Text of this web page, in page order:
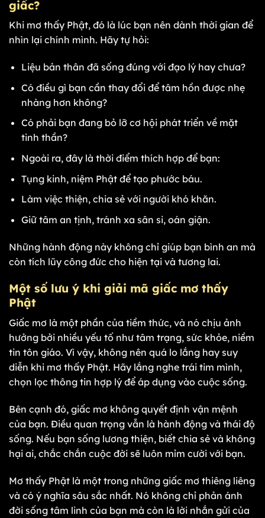
giấc?
Khi mơ thấy Phật, đó là lúc bạn nên dành thời gian để
nhìn lại chính mình. Hãy tự hỏi:
Liệu bản thân đã sống đúng với đạo lý hay chưa?
Có điều gì bạn cần thay đổi để tâm hồn được nhẹ
nhàng hơn không?
Có phải bạn đang bỏ lỡ cơ hội phát triển về mặt
tinh thần?
Ngoài ra, đây là thời điểm thích hợp để bạn:
Tụng kinh, niệm Phật để tạo phước báu.
Làm việc thiện, chia sẻ với người khó khăn.
Giữ tâm an tịnh, tránh xa sân si, oán giận.
Những hành động này không chỉ giúp bạn bình an mà
còn tích lũy công đức cho hiện tại và tương lai.
Một số lưu ý khi giải mã giấc mơ thấy
Phật
Giấc mơ là một phần của tiềm thức, và nó chịu ảnh
hưởng bởi nhiều yếu tố như tâm trạng, sức khỏe, niềm
tin tôn giáo. Vì vậy, không nên quá lo lắng hay suy
diễn khi mơ thấy Phật. Hãy lắng nghe trái tim mình,
chọn lọc thông tin hợp lý để áp dụng vào cuộc sống.
Bên cạnh đó, giấc mơ không quyết định vận mệnh
của bạn. Điều quan trọng vẫn là hành động và thái độ
sống. Nếu bạn sống lương thiện, biết chia sẻ và không
hại ai, chắc chắn cuộc đời sẽ luôn mỉm cười với bạn.
Mơ thấy Phật là một trong những giấc mơ thiêng liêng
và có ý nghĩa sâu sắc nhất. Nó không chỉ phản ánh
đời sống tâm linh của bạn mà còn là lời nhắn gửi của